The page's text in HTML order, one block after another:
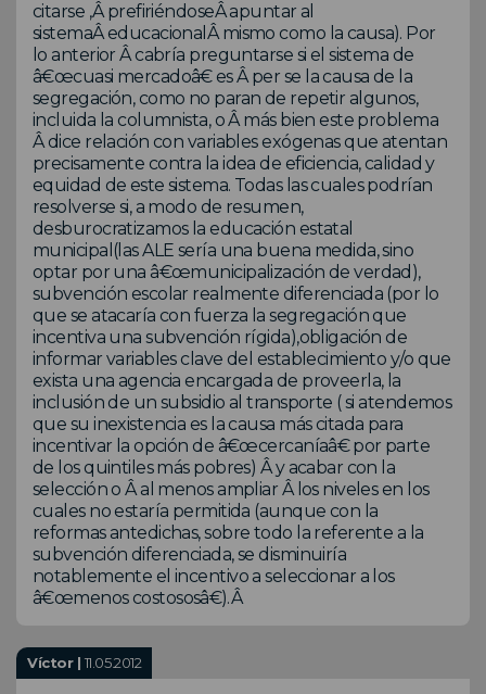
citarse ,Â prefiriéndoseÂ apuntar al
sistemaÂ educacionalÂ mismo como la causa). Por
lo anterior Â cabría preguntarse si el sistema de
â€œcuasi mercadoâ€ es Â per se la causa de la
segregación, como no paran de repetir algunos,
incluida la columnista, o Â más bien este problema
Â dice relación con variables exógenas que atentan
precisamente contra la idea de eficiencia, calidad y
equidad de este sistema. Todas las cuales podrían
resolverse si, a modo de resumen,
desburocratizamos la educación estatal
municipal(las ALE sería una buena medida, sino
optar por una â€œmunicipalización de verdad),
subvención escolar realmente diferenciada (por lo
que se atacaría con fuerza la segregación que
incentiva una subvención rígida),obligación de
informar variables clave del establecimiento y/o que
exista una agencia encargada de proveerla, la
inclusión de un subsidio al transporte ( si atendemos
que su inexistencia es la causa más citada para
incentivar la opción de â€œcercaníaâ€ por parte
de los quintiles más pobres) Â y acabar con la
selección o Â al menos ampliar Â los niveles en los
cuales no estaría permitida (aunque con la
reformas antedichas, sobre todo la referente a la
subvención diferenciada, se disminuiría
notablemente el incentivo a seleccionar a los
â€œmenos costososâ€).Â
Víctor | 11.05.2012